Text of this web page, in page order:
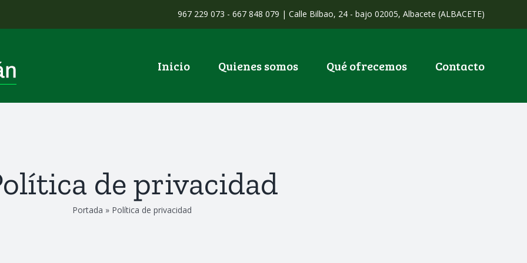
967 229 073 - 667 848 079 | Calle Bilbao, 24 - bajo ​02005, Albacete (ALBACETE)
Inicio Quienes somos Qué ofrecemos Contacto
de privacidad
Portada » Política de privacidad